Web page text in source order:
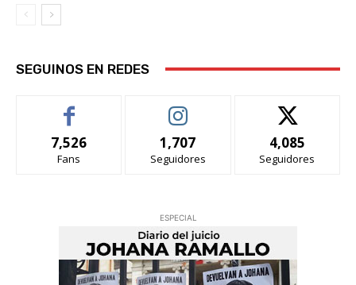
SEGUINOS EN REDES
7,526
Fans
1,707
Seguidores
4,085
Seguidores
ESPECIAL